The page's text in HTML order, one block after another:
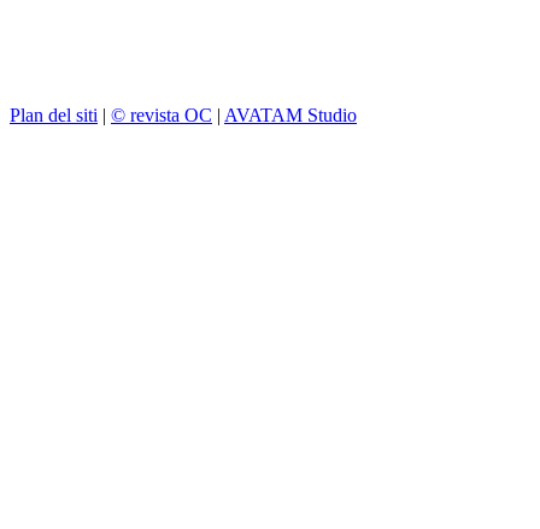
Plan del siti | © revista OC | AVATAM Studio